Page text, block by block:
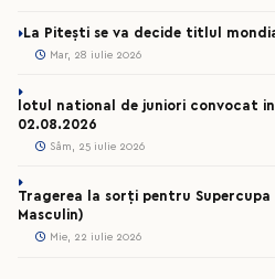
La Pitești se va decide titlul
Mar, 28 iulie 2026
lotul national de juniori convocat
02.08.2026
Sâm, 25 iulie 2026
Tragerea la sorți pentru Supercupa
Masculin)
Mie, 22 iulie 2026